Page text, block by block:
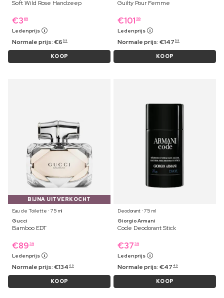
Soft Wild Rose Handzeep
€3 69
Ledenprijs
Normale prijs:€6 59
KOOP
Guilty Pour Femme
€101 59
Ledenprijs
Normale prijs:€147 59
KOOP
BIJNA UITVERKOCHT
Eau de Toilette ⋅ 75 ml
Gucci
Bamboo EDT
€89 39
Ledenprijs
Normale prijs:€134 69
KOOP
Deodorant ⋅ 75 ml
Giorgio Armani
Code Deodorant Stick
€37 39
Ledenprijs
Normale prijs:€47 49
KOOP